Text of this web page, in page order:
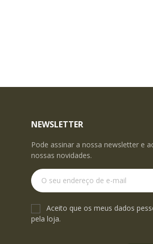
NEWSLETTER
Pode assinar a nossa newsletter e
nossas novidades.
Aceito que os meus dados
pela loja.